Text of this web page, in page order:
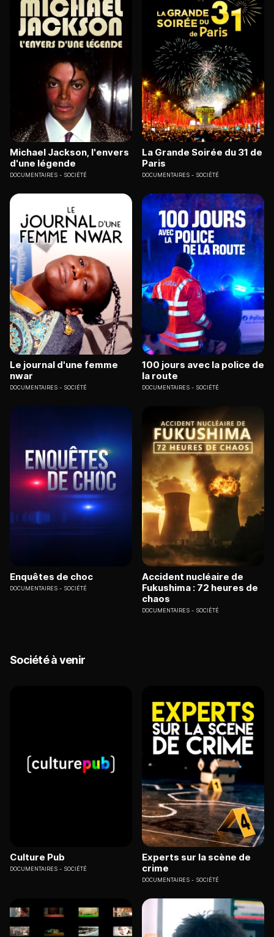
Michael Jackson, l'envers
d'une légende
DOCUMENTAIRES SOCIÉTÉ
La Grande Soirée du 31 de
Paris
DOCUMENTAIRES SOCIÉTÉ
Le journal d'une femme
nwar
DOCUMENTAIRES SOCIÉTÉ
100 jours avec la police de
la route
DOCUMENTAIRES SOCIÉTÉ
Enquêtes de choc
DOCUMENTAIRES SOCIÉTÉ
Accident nucléaire de
Fukushima : 72 heures de
chaos
DOCUMENTAIRES SOCIÉTÉ
Société à venir
Culture Pub
DOCUMENTAIRES SOCIÉTÉ
Experts sur la scène de
crime
DOCUMENTAIRES SOCIÉTÉ